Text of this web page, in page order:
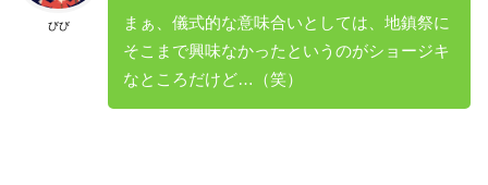
びび
まぁ、儀式的な意味合いとしては、地鎮祭に
そこまで興味なかったというのがショージキ
なところだけど…（笑）